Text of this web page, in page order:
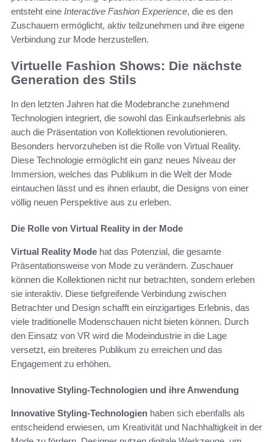
entsteht eine Interactive Fashion Experience, die es den
Zuschauern ermöglicht, aktiv teilzunehmen und ihre eigene
Verbindung zur Mode herzustellen.
Virtuelle Fashion Shows: Die nächste
Generation des Stils
In den letzten Jahren hat die Modebranche zunehmend
Technologien integriert, die sowohl das Einkaufserlebnis als
auch die Präsentation von Kollektionen revolutionieren.
Besonders hervorzuheben ist die Rolle von Virtual Reality.
Diese Technologie ermöglicht ein ganz neues Niveau der
Immersion, welches das Publikum in die Welt der Mode
eintauchen lässt und es ihnen erlaubt, die Designs von einer
völlig neuen Perspektive aus zu erleben.
Die Rolle von Virtual Reality in der Mode
Virtual Reality Mode hat das Potenzial, die gesamte
Präsentationsweise von Mode zu verändern. Zuschauer
können die Kollektionen nicht nur betrachten, sondern erleben
sie interaktiv. Diese tiefgreifende Verbindung zwischen
Betrachter und Design schafft ein einzigartiges Erlebnis, das
viele traditionelle Modenschauen nicht bieten können. Durch
den Einsatz von VR wird die Modeindustrie in die Lage
versetzt, ein breiteres Publikum zu erreichen und das
Engagement zu erhöhen.
Innovative Styling-Technologien und ihre Anwendung
Innovative Styling-Technologien haben sich ebenfalls als
entscheidend erwiesen, um Kreativität und Nachhaltigkeit in der